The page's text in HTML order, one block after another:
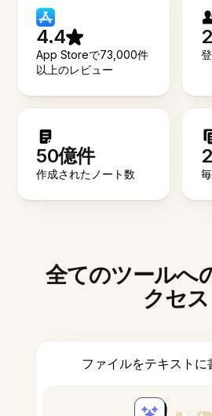
4.4
App Storeで73,000件
以上のレビュー
50億件
作成されたノート数
全てのツールへ
クセス
ファイルをテキストに